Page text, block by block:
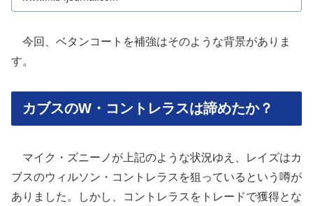
今回、ベタンコートを補強はそのような背景がありま
す。
カブスのW・コントレラスは諦めたか？
マイク・ズニーノが上記のような状況ゆえ、レイズはカ
ブスのウィルソン・コントレラスを狙っているという噂が
ありました。しかし、コントレラスをトレードで獲得とな